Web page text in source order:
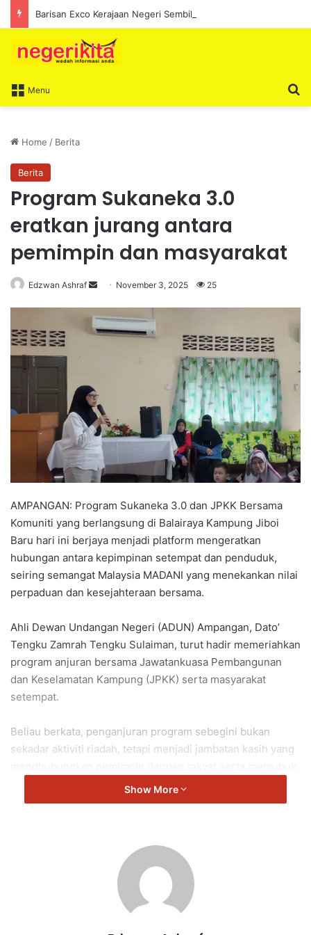
Menu
Home / Berita
Berita
Program Sukaneka 3.0
eratkan jurang antara
pemimpin dan masyarakat
Edzwan Ashraf
n
d
m
a
i
l
November 3, 2025 25
AMPANGAN: Program Sukaneka 3.0 dan JPKK Bersama
Komuniti yang berlangsung di Balairaya Kampung Jiboi
Baru hari ini berjaya menjadi platform mengeratkan
hubungan antara kepimpinan setempat dan penduduk,
seiring semangat Malaysia MADANI yang menekankan nilai
perpaduan dan kesejahteraan bersama.
Ahli Dewan Undangan Negeri (ADUN) Ampangan, Dato’
Tengku Zamrah Tengku Sulaiman, turut hadir memeriahkan
program anjuran bersama Jawatankuasa Pembangunan
dan Keselamatan Kampung (JPKK) serta masyarakat
setempat.
Beliau berkata, penganjuran program sebegini bukan
sekadar aktiviti riadah, tetapi menjadi jambatan kasih yang
semangat kejiranan yang semakin erat dalam kalangan
komuniti.
keluarga besar antara pemimpin, jiran dan sahabat.
“Ia melambangkan kekuatan perpaduan yang tumbuh di
bumi Ampangan, di mana semua lapisan masyarakat
Show More